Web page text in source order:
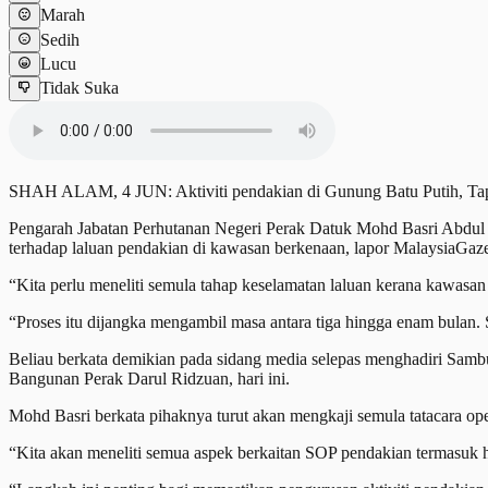
Marah
Sedih
Lucu
Tidak Suka
SHAH ALAM, 4 JUN: Aktiviti pendakian di Gunung Batu Putih,
Pengarah Jabatan Perhutanan Negeri Perak Datuk Mohd Basri
terhadap laluan pendakian di kawasan berkenaan, lapor
“Kita perlu meneliti semula tahap keselamatan laluan kerana
“Proses itu dijangka mengambil masa antara tiga hingga enam
Beliau berkata demikian pada sidang media selepas menghadiri
Bangunan Perak Darul Ridzuan, hari ini.
Mohd Basri berkata pihaknya turut akan mengkaji semula tatacara
“Kita akan meneliti semua aspek berkaitan SOP pendakian